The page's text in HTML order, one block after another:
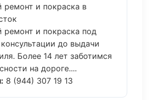
ремонт и покраска в
ремонт и покраска под
до выдачи
Более 14 лет заботимся
на дороге....
8 (944) 307 19 13